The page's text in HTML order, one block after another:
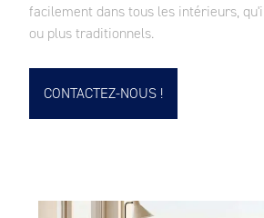
facilement dans tous les intérieurs,
ou plus traditionnels.
CONTACTEZ-NOUS !